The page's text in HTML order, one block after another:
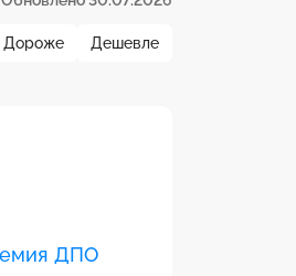
Дороже Дешевле